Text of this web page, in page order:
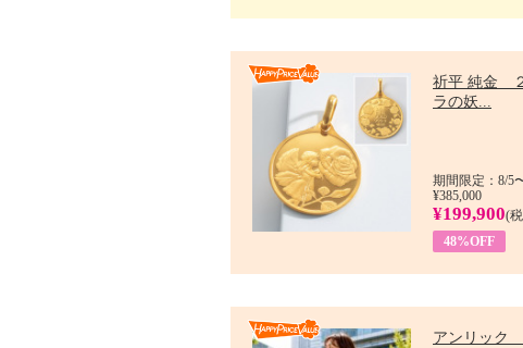
祈平 純金
ラの妖...
期間限定：8/5
¥385,000
¥199,900(
48%OFF
アンリック